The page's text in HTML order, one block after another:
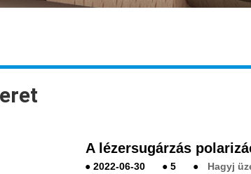
A lézersugárzás
●2022-06-30 ●5 ● Hagyj